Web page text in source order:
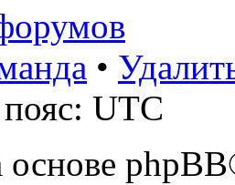
•
UTC
основе